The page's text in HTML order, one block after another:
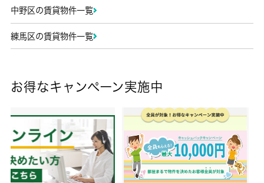
中野区の賃貸物件一覧
練馬区の賃貸物件一覧
お得なキャンペーン実施中